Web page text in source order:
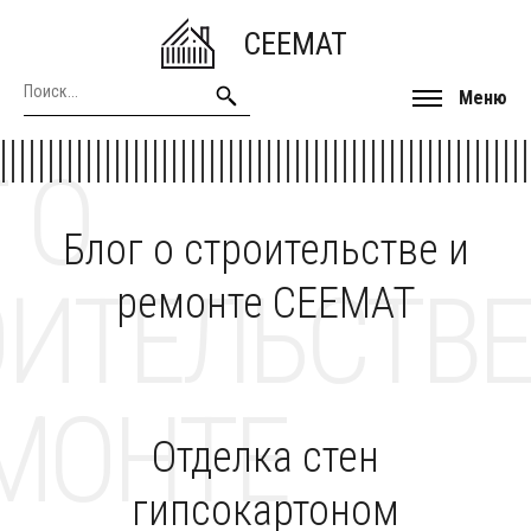
CEEMAT
Меню
Блог о строительстве и
ремонте CEEMAT
О
Отделка стен
гипсокартоном